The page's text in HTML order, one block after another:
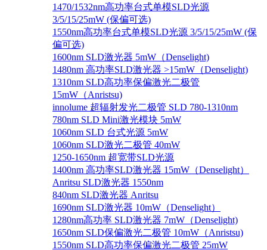
1470/1532nm高功率台式单模SLD光源
3/5/15/25mW (保偏可选)
1550nm高功率台式单模SLD光源 3/5/15/25mW (保
偏可选)
1600nm SLD激光器 5mW（Denselight)
1480nm 高功率SLD激光器 >15mW（Denselight)
1310nm SLD高功率保偏激光二极管
15mW（Anristsu)
innolume 超辐射发光二极管 SLD 780-1310nm
780nm SLD Mini激光模块 5mW
1060nm SLD 台式光源 5mW
1060nm SLD激光二极管 40mW
1250-1650nm 超宽带SLD光源
1400nm 高功率SLD激光器 15mW（Denselight）
Anritsu SLD激光器 1550nm
840nm SLD激光器 Anritsu
1690nm SLD激光器 10mW（Denselight）
1280nm高功率 SLD激光器 7mW（Denselight)
1650nm SLD保偏激光二极管 10mW（Anristsu)
1550nm SLD高功率保偏激光二极管 25mW